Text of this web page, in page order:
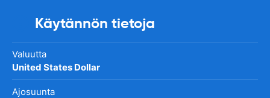
Käytännön tietoja
Valuutta
United States Dollar
Ajosuunta